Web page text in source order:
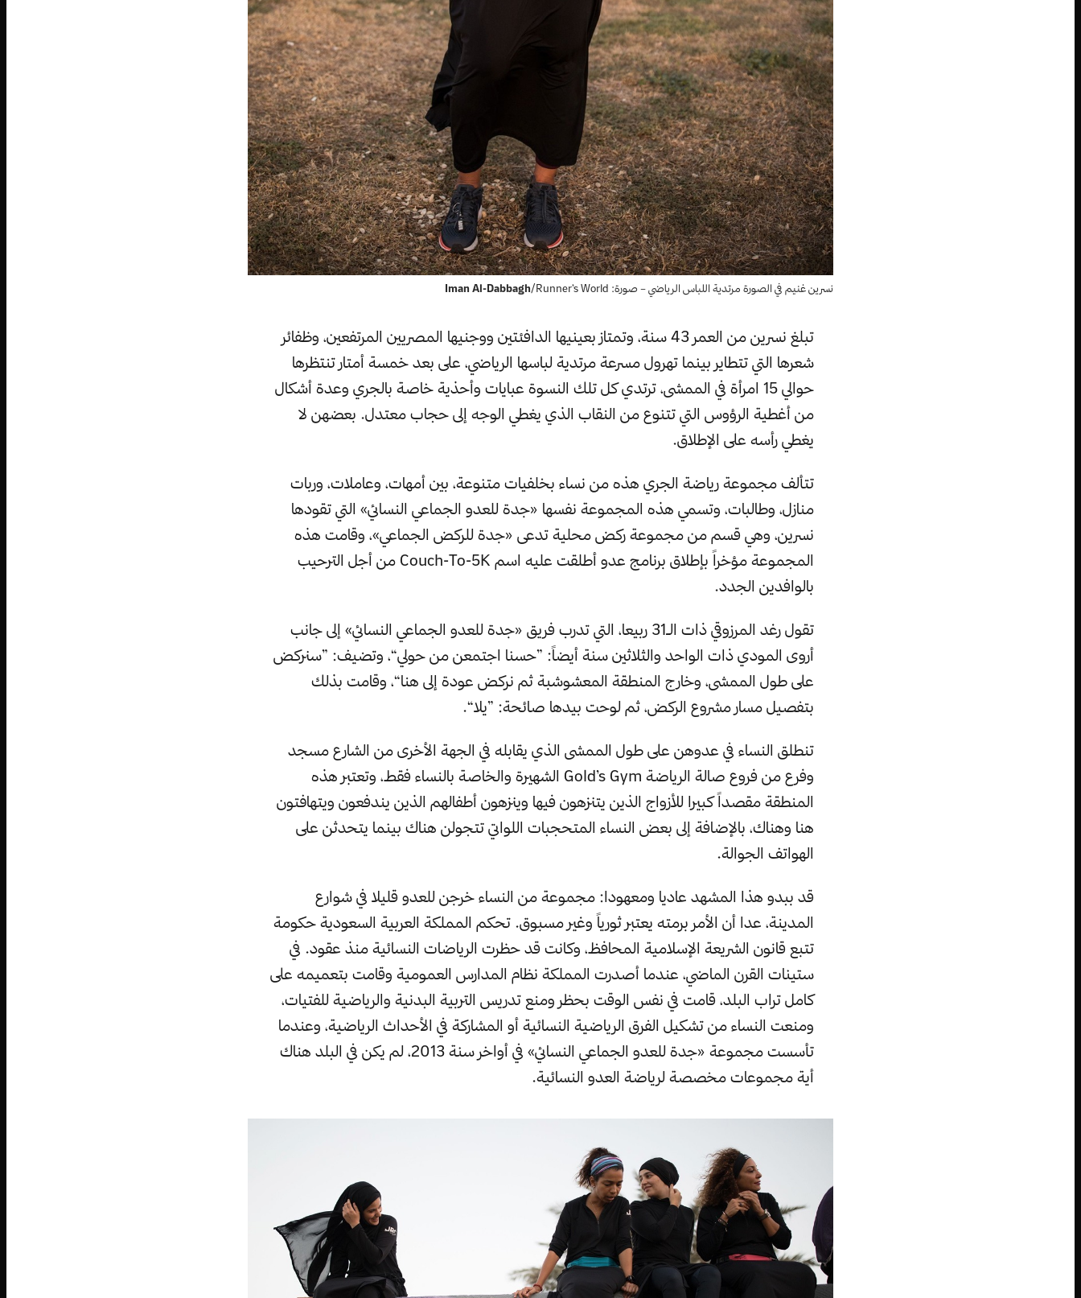
نسرين غنيم في الصورة مرتدية اللباس الرياضي – صورة: Iman Al-Dabbagh/Runner’s World
تبلغ نسرين من العمر 43 سنة، وتمتاز بعينيها الدافئتين ووجنيها المصريين المرتفعين، وظفائر
شعرها التي تتطاير بينما تهرول مسرعة مرتدية لباسها الرياضي، على بعد خمسة أمتار تنتظرها
حوالي 15 امرأة في الممشى، ترتدي كل تلك النسوة عبايات وأحذية خاصة بالجري وعدة أشكال
من أغطية الرؤوس التي تتنوع من النقاب الذي يغطي الوجه إلى حجاب معتدل. بعضهن لا
يغطي رأسه على الإطلاق.
تتألف مجموعة رياضة الجري هذه من نساء بخلفيات متنوعة، بين أمهات، وعاملات، وربات
منازل، وطالبات، وتسمي هذه المجموعة نفسها «جدة للعدو الجماعي النسائي» التي تقودها
نسرين، وهي قسم من مجموعة ركض محلية تدعى «جدة للركض الجماعي»، وقامت هذه
المجموعة مؤخراً بإطلاق برنامج عدو أطلقت عليه اسم Couch-To-5K من أجل الترحيب
بالوافدين الجدد.
تقول رغد المرزوقي ذات الـ31 ربيعا، التي تدرب فريق «جدة للعدو الجماعي النسائي» إلى جانب
أروى المودي ذات الواحد والثلاثين سنة أيضاً: ”حسنا اجتمعن من حولي“، وتضيف: ”سنركض
على طول الممشى، وخارج المنطقة المعشوشبة ثم نركض عودة إلى هنا“، وقامت بذلك
بتفصيل مسار مشروع الركض، ثم لوحت بيدها صائحة: ”يلا“.
تنطلق النساء في عدوهن على طول الممشى الذي يقابله في الجهة الأخرى من الشارع مسجد
وفرع من فروع صالة الرياضة Gold’s Gym الشهيرة والخاصة بالنساء فقط، وتعتبر هذه
المنطقة مقصداً كبيرا للأزواج الذين يتنزهون فيها وينزهون أطفالهم الذين يندفعون ويتهافتون
هنا وهناك، بالإضافة إلى بعض النساء المتحجبات اللواتي تتجولن هناك بينما يتحدثن على
الهواتف الجوالة.
قد ببدو هذا المشهد عاديا ومعهودا: مجموعة من النساء خرجن للعدو قليلا في شوارع
المدينة، عدا أن الأمر برمته يعتبر ثورياً وغير مسبوق. تحكم المملكة العربية السعودية حكومة
تتبع قانون الشريعة الإسلامية المحافظ، وكانت قد حظرت الرياضات النسائية منذ عقود. في
ستينات القرن الماضي، عندما أصدرت المملكة نظام المدارس العمومية وقامت بتعميمه على
كامل تراب البلد، قامت في نفس الوقت بحظر ومنع تدريس التربية البدنية والرياضية للفتيات،
ومنعت النساء من تشكيل الفرق الرياضية النسائية أو المشاركة في الأحداث الرياضية، وعندما
تأسست مجموعة «جدة للعدو الجماعي النسائي» في أواخر سنة 2013، لم يكن في البلد هناك
أية مجموعات مخصصة لرياضة العدو النسائية.